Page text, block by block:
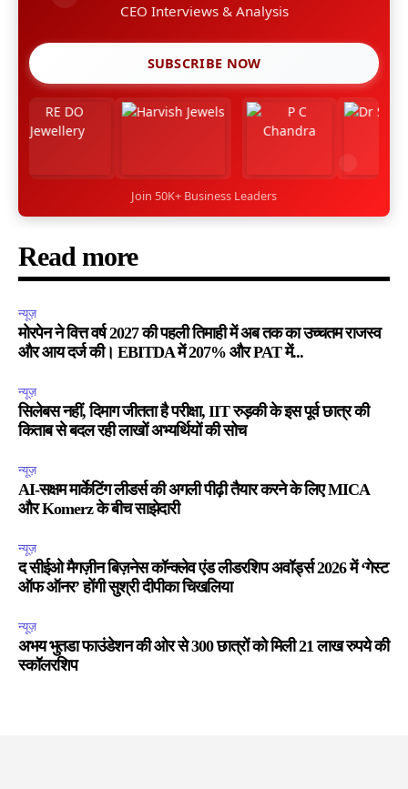
CEO Interviews & Analysis
SUBSCRIBE NOW
Join 50K+ Business Leaders
Read more
न्यूज़
मोरपेन ने वित्त वर्ष 2027 की पहली तिमाही में अब तक का उच्चतम राजस्व
और आय दर्ज की। EBITDA में 207% और PAT में...
न्यूज़
सिलेबस नहीं, दिमाग जीतता है परीक्षा, IIT रुड़की के इस पूर्व छात्र की
किताब से बदल रही लाखों अभ्यर्थियों की सोच
न्यूज़
AI-सक्षम मार्केटिंग लीडर्स की अगली पीढ़ी तैयार करने के लिए MICA
और Komerz के बीच साझेदारी
न्यूज़
द सीईओ मैगज़ीन बिज़नेस कॉन्क्लेव एंड लीडरशिप अवॉर्ड्स 2026 में ‘गेस्ट
ऑफ ऑनर’ होंगी सुश्री दीपीका चिखलिया
न्यूज़
अभय भुतडा फाउंडेशन की ओर से 300 छात्रों को मिली 21 लाख रुपये की
स्कॉलरशिप